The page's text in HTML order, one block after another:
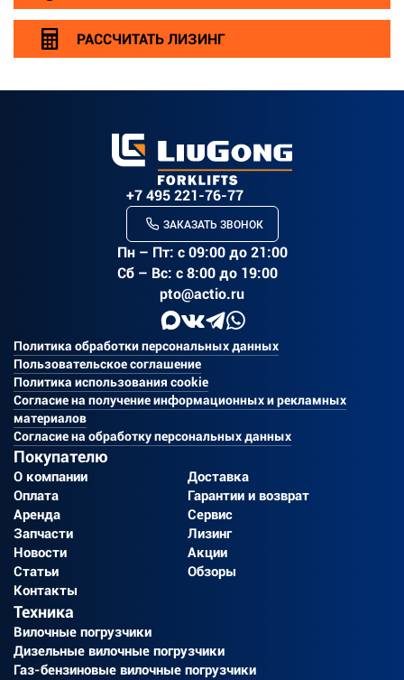
РАССЧИТАТЬ ЛИЗИНГ
+7 495 221-76-77
ЗАКАЗАТЬ ЗВОНОК
Пн – Пт: c 09:00 до 21:00
Сб – Вс: с 8:00 до 19:00
pto@actio.ru
Политика обработки персональных данных
Пользовательское соглашение
Политика использования cookie
Согласие на получение информационных и рекламных
материалов
Согласие на обработку персональных данных
Покупателю
О компании
Доставка
Оплата
Гарантии и возврат
Аренда
Сервис
Запчасти
Лизинг
Новости
Акции
Статьи
Обзоры
Контакты
Техника
Вилочные погрузчики
Дизельные вилочные погрузчики
Газ-бензиновые вилочные погрузчики